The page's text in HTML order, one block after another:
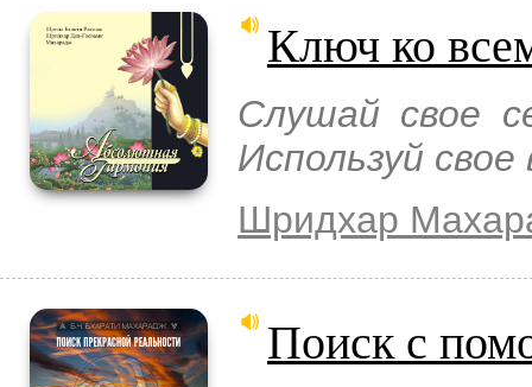
Ключ ко
Слушай свое
Используй
Шридхар
Поиск с